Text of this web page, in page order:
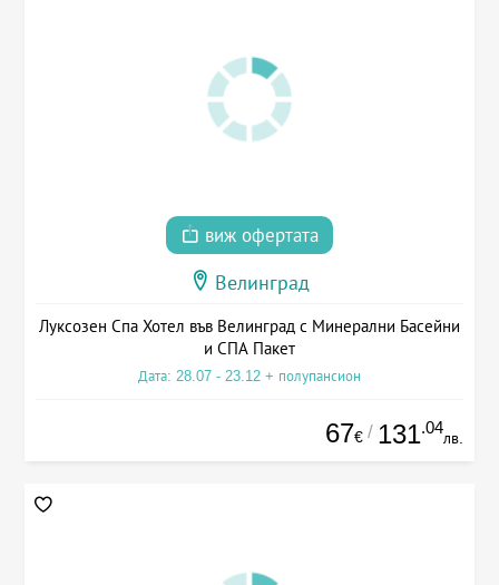
виж офертата
Велинград
Луксозен Спа Хотел във Велинград с Минерални Басейни
и СПА Пакет
Дата: 28.07 - 23.12 + полупансион
67€ / 131.04
лв.